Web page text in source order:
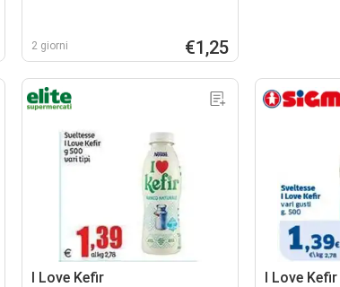
2 giorni €1,25
I Love Kefir I Love Kefir